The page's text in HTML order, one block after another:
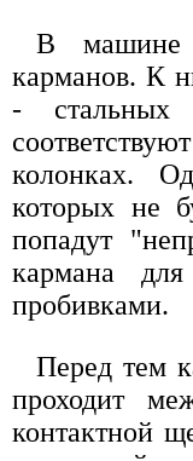
В машине
карманов. К
- стальных
колонках.
которых не
попадут
кармана
пробивками.
Перед тем
проходит
контактной